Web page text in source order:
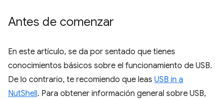
Antes de comenzar
En este artículo, se da por sentado que tienes
conocimientos básicos sobre el funcionamiento de USB.
De lo contrario, te recomiendo que leas USB in a
NutShell. Para obtener información general sobre USB,